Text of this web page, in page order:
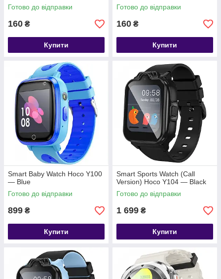
Готово до відправки
160 ₴
Купити
Готово до відправки
160 ₴
Купити
Smart Baby Watch Hoco Y100
— Blue
Готово до відправки
899 ₴
Купити
Smart Sports Watch (Call
Version) Hoco Y104 — Black
Готово до відправки
1 699 ₴
Купити